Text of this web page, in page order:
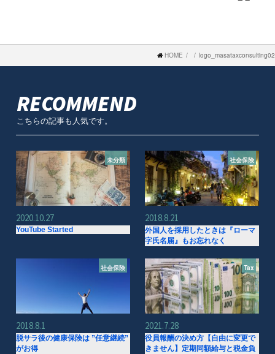
HOME logo_masataxconsulting02
RECOMMEND
こちらの記事も人気です。
未分類
2020.10.27
YouTube Started
社会保険
2018.8.21
外国人を採用したときは『ローマ
字氏名届』もお忘れなく
社会保険
2018.8.1
脱サラ後の健康保険は ”任意継続”
がお得
Tax
2021.7.28
役員報酬の決め方【自由に変更で
きません】定期同額給与と税金負